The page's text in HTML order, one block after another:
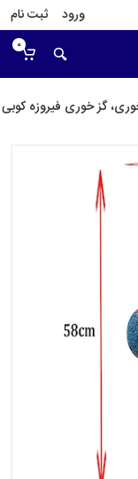
ورود ثبت نام
0
گز خوری فیروزه کوبی